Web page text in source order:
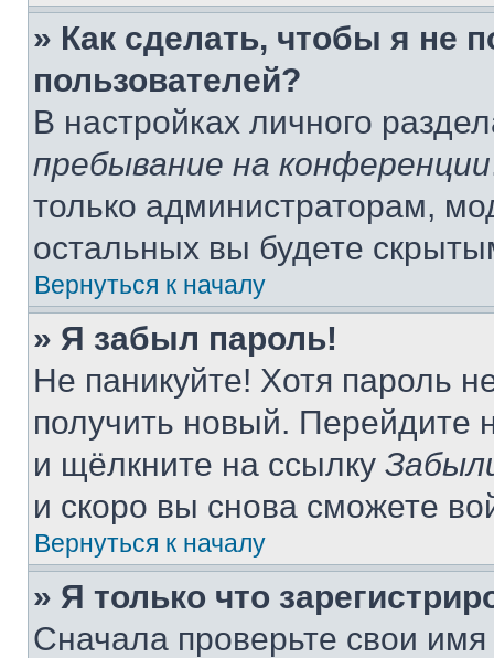
» Как сделать, чтобы я не
пользователей?
В настройках личного
пребывание на конференции
только администраторам,
остальных вы будете
Вернуться к началу
» Я забыл пароль!
Не паникуйте! Хотя пароль
получить новый. Перейдите
и щёлкните на ссылку
и скоро вы снова сможете
Вернуться к началу
» Я только что
Сначала проверьте свои